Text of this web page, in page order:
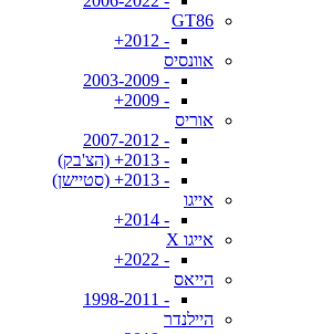
GT86
- 2012+
אוונסיס
- 2003-2009
- 2009+
אוריס
- 2007-2012
- 2013+ (הצ'בק)
- 2013+ (סטיישן)
אייגו
- 2014+
אייגו X
- 2022+
הייאס
- 1998-2011
היילנדר